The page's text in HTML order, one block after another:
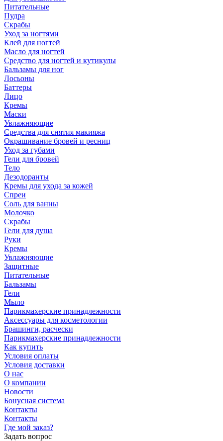
Питательные
Пудра
Скрабы
Уход за ногтями
Клей для ногтей
Масло для ногтей
Средство для ногтей и кутикулы
Бальзамы для ног
Лосьоны
Баттеры
Лицо
Кремы
Маски
Увлажняющие
Средства для снятия макияжа
Окрашивание бровей и ресниц
Уход за губами
Гели для бровей
Тело
Дезодоранты
Кремы для ухода за кожей
Спреи
Соль для ванны
Молочко
Скрабы
Гели для душа
Руки
Кремы
Увлажняющие
Защитные
Питательные
Бальзамы
Гели
Мыло
Парикмахерские принадлежности
Аксессуары для косметологии
Брашинги, расчески
Парикмахерские принадлежности
Как купить
Условия оплаты
Условия доставки
О нас
О компании
Новости
Бонусная система
Контакты
Контакты
Где мой заказ?
Задать вопрос